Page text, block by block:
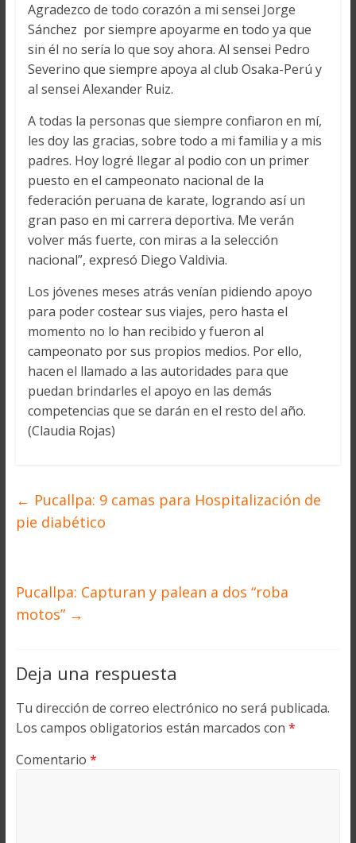
Agradezco de todo corazón a mi sensei Jorge
Sánchez por siempre apoyarme en todo ya que
sin él no sería lo que soy ahora. Al sensei Pedro
Severino que siempre apoya al club Osaka-Perú y
al sensei Alexander Ruiz.
A todas la personas que siempre confiaron en mí,
les doy las gracias, sobre todo a mi familia y a mis
padres. Hoy logré llegar al podio con un primer
puesto en el campeonato nacional de la
federación peruana de karate, logrando así un
gran paso en mi carrera deportiva. Me verán
volver más fuerte, con miras a la selección
nacional”, expresó Diego Valdivia.
Los jóvenes meses atrás venían pidiendo apoyo
para poder costear sus viajes, pero hasta el
momento no lo han recibido y fueron al
campeonato por sus propios medios. Por ello,
hacen el llamado a las autoridades para que
puedan brindarles el apoyo en las demás
competencias que se darán en el resto del año.
(Claudia Rojas)
← Pucallpa: 9 camas para Hospitalización de
pie diabético
Pucallpa: Capturan y palean a dos “roba
motos” →
Deja una respuesta
Tu dirección de correo electrónico no será publicada.
Los campos obligatorios están marcados con *
Comentario *